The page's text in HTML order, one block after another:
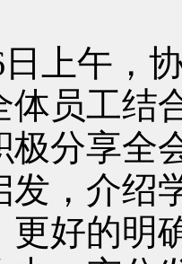
上午，
体员工结
极分享全
发，介绍
更好的明